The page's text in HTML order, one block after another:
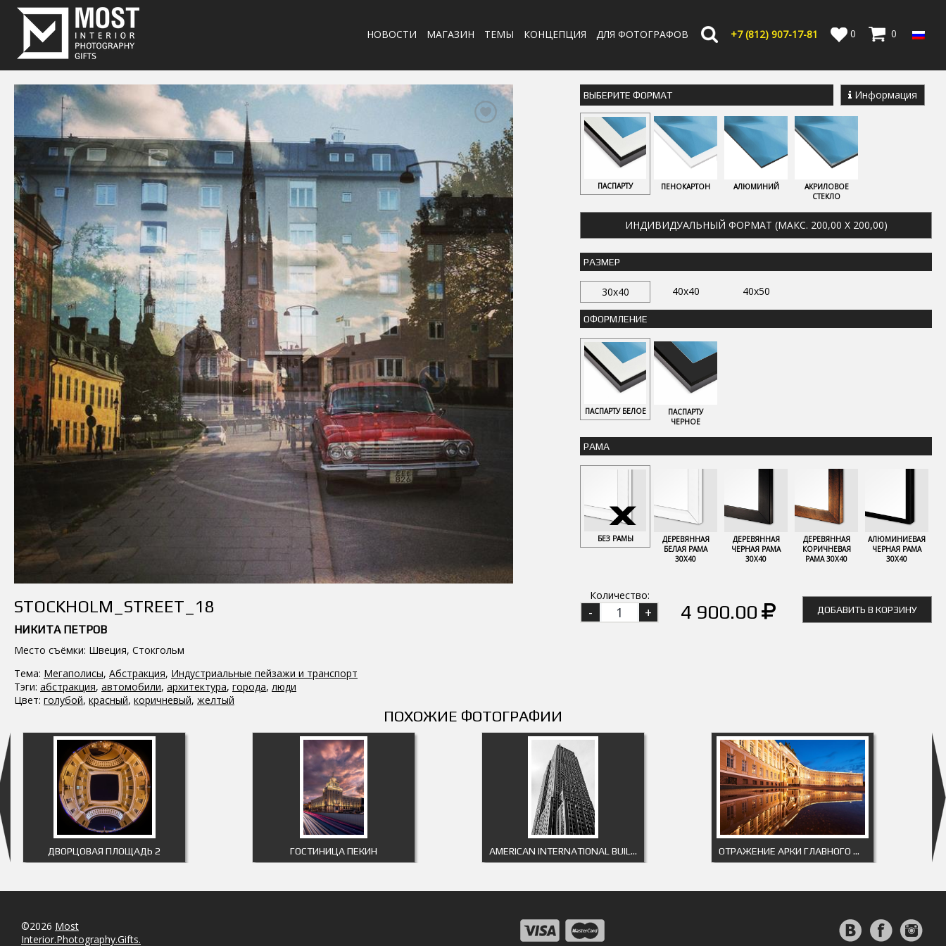
НОВОСТИ МАГАЗИН ТЕМЫ КОНЦЕПЦИЯ ДЛЯ ФОТОГРАФОВ +7 (812) 907-17-81 0 0
STOCKHOLM_STREET_18
НИКИТА ПЕТРОВ
Место съёмки: Швеция, Стокгольм
Тема: Мегаполисы, Абстракция, Индустриальные пейзажи и транспорт
Тэги: абстракция, автомобили, архитектура, города, люди
Цвет: голубой, красный, коричневый, желтый
ВЫБЕРИТЕ ФОРМАТ Информация
ПАСПАРТУ ПЕНОКАРТОН АЛЮМИНИЙ
АКРИЛОВОЕ
СТЕКЛО
ИНДИВИДУАЛЬНЫЙ ФОРМАТ (МАКС. 200,00 X 200,00)
РАЗМЕР
30x40 40x40 40x50
ОФОРМЛЕНИЕ
ПАСПАРТУ БЕЛОЕ
ПАСПАРТУ
ЧЕРНОЕ
РАМА
БЕЗ РАМЫ
ДЕРЕВЯННАЯ
БЕЛАЯ РАМА
30Х40
ДЕРЕВЯННАЯ
ЧЕРНАЯ РАМА
30Х40
ДЕРЕВЯННАЯ
КОРИЧНЕВАЯ
РАМА 30Х40
АЛЮМИНИЕВАЯ
ЧЕРНАЯ РАМА
30Х40
Количество:
4 900.00 ДОБАВИТЬ В КОРЗИНУ
ПОХОЖИЕ ФОТОГРАФИИ
ДВОРЦОВАЯ ПЛОЩАДЬ 2 ГОСТИНИЦА ПЕКИН AMERICAN INTERNATIONAL BUILDING ОТРАЖЕНИЕ АРКИ ГЛАВНОГО ШТАБА ОТРАЖЕНИЕ АРКИ ГЛАВНОГО ШТАБА
©2026 Most
Interior.Photography.Gifts.